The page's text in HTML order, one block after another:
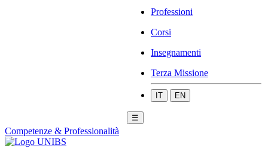
Professioni
Corsi
Insegnamenti
Terza Missione
IT EN
☰
Competenze & Professionalità